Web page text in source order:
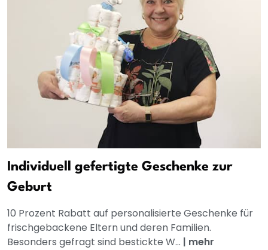
Individuell gefertigte Geschenke zur
Geburt
10 Prozent Rabatt auf personalisierte Geschenke für
frischgebackene Eltern und deren Familien.
Besonders gefragt sind bestickte W... | mehr